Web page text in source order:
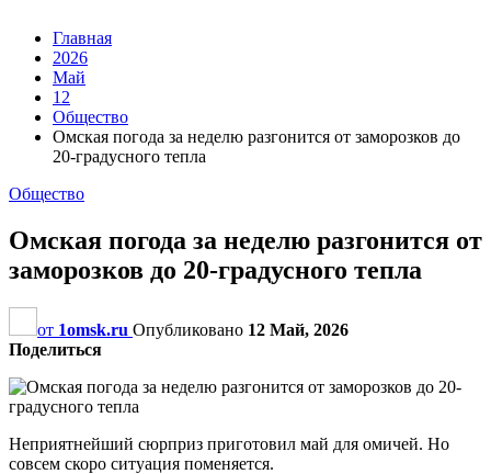
Главная
2026
Май
12
Общество
Омская погода за неделю разгонится от заморозков до
20-градусного тепла
Общество
Омская погода за неделю разгонится от
заморозков до 20-градусного тепла
от 1omsk.ru Опубликовано 12 Май, 2026
Поделиться
Неприятнейший сюрприз приготовил май для омичей. Но
совсем скоро ситуация поменяется.